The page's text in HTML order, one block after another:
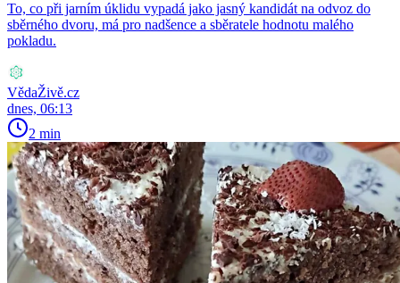
To, co při jarním úklidu vypadá jako jasný kandidát na odvoz do
sběrného dvoru, má pro nadšence a sběratele hodnotu malého
pokladu.
VědaŽivě.cz
dnes, 06:13
2 min